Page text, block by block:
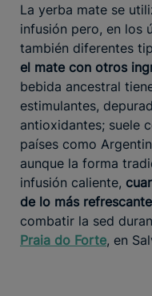
La yerba mate se
infusión pero, en los
también diferentes
el mate con otros
bebida ancestral
estimulantes,
antioxidantes; suele
países como
aunque la forma
infusión caliente,
de lo más refrescante
combatir la sed
Praia do Forte, en